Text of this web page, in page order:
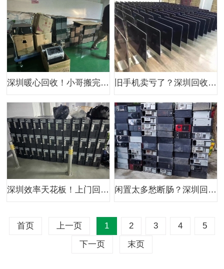
深圳暖心回收！小哥搬完旧物，还留下一张暖心服务卡 旧手机卖亏了？深圳回收平台估值翻倍，速来薅羊毛
深圳效率天花板！上门回收比发朋友圈还快，速约 闲置太多愁断肠？深圳回收超人空降，瞬间清空烦恼
首页 上一页 1 2 3 4
5
下一页
末页